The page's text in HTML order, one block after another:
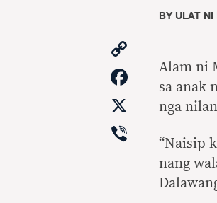
BYULAT
Link
Viber
Alam ni
sa anak
nga
“Naisip
nang